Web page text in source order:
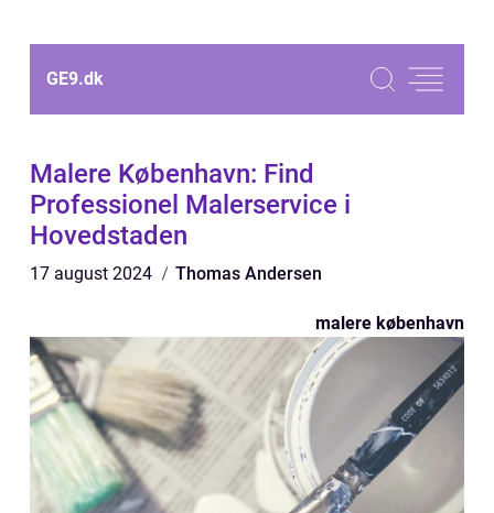
GE9.dk
Malere København: Find
Professionel Malerservice i
Hovedstaden
17 august 2024 Thomas Andersen
malere københavn